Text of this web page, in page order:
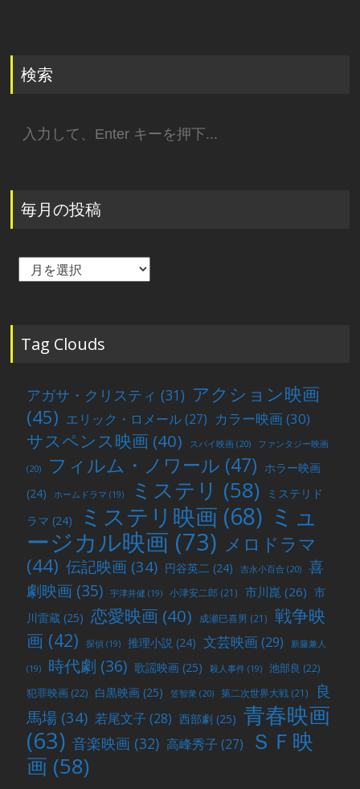
検索
索:
毎月の投稿
毎
稿
Tag Clouds
アガサ・クリスティ (31) アクション映画
(45) エリック・ロメール(27) カラー映画(30)
サスペンス映画 (40) スパイ映画 (20) ファンタジー映画
(20) フィルム・ノワール (47) ホラー映画
(24)
ホームドラマ (19) ミステリ (58)
ミステリド
ラマ (24) ミステリ映画 (68) ミュ
ージカル映画 (73) メロドラマ
(44) 伝記映画 (34) 円谷英二 (24) 吉永小百合 (20)
喜
劇映画 (35) 宇津井健 (19) 小津安二郎 (21) 市川崑 (26) 市
川雷蔵 (25) 恋愛映画 (40) 成瀬巳喜男 (21)
戦争映
画 (42) 探偵 (19) 推理小説 (24) 文芸映画(29) 新藤兼人
(19) 時代劇 (36) 歌謡映画 (25) 殺人事件 (19) 池部良 (22)
犯罪映画 (22) 白黒映画 (25) 笠智衆 (20) 第二次世界大戦 (21)
良
馬場 (34) 若尾文子 (28) 西部劇 (25) 青春映画
(63) 音楽映画 (32) 高峰秀子 (27)
ＳＦ映
画 (58)